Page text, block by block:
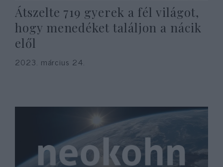
Átszelte 719 gyerek a fél világot,
hogy menedéket találjon a nácik
elől
2023. március 24.